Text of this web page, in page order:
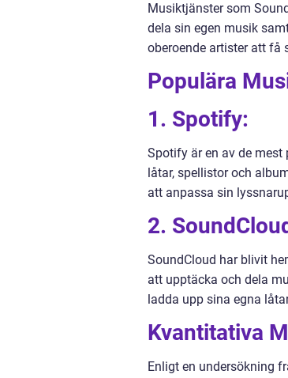
Musiktjänster som
dela sin egen musik
oberoende artister att få
Populära
1. Spotify:
Spotify är en av de
låtar, spellistor och
att anpassa sin
2.
SoundCloud har blivit
att upptäcka och dela
ladda upp sina egna
Kvantitativa
Enligt en undersökning